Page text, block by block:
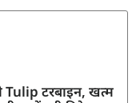
Tulip टरबाइन, खत्म